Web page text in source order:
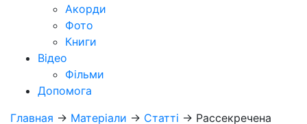
Акорди
Фото
Книги
Відео
Фільми
Допомога
Главная → Матеріали → Статті → Рассекречена